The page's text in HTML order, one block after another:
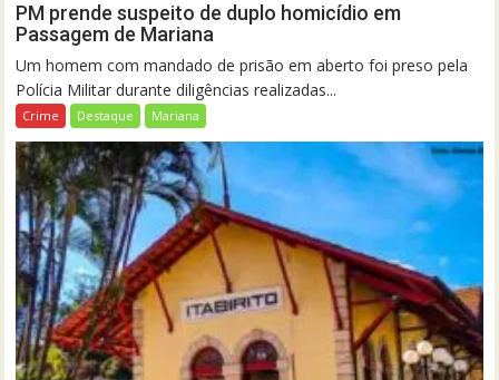
PM prende suspeito de duplo homicídio em
Passagem de Mariana
Um homem com mandado de prisão em aberto foi preso pela
Polícia Militar durante diligências realizadas...
Crime Destaque Mariana